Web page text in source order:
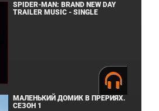
SPIDER-MAN: BRAND NEW DAY
TRAILER MUSIC - SINGLE
МАЛЕНЬКИЙ ДОМИК В ПРЕРИЯХ.
СЕЗОН 1